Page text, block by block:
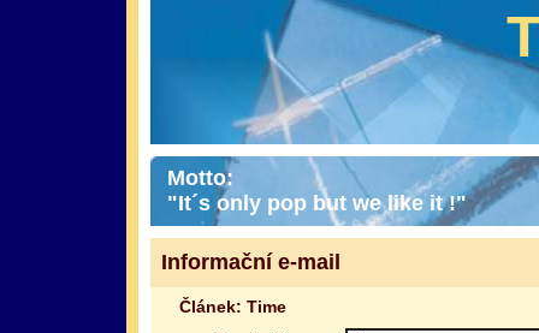
Motto:
"It´s only pop but we like it !"
Informační e-mail
Článek: Time